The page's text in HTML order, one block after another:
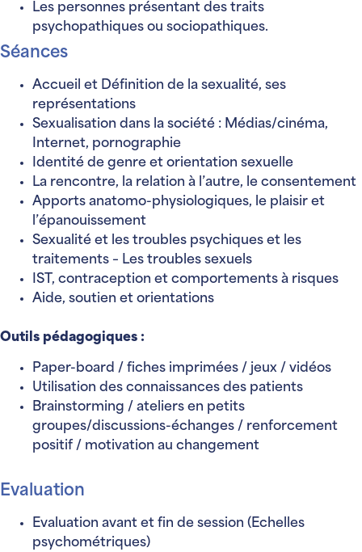
Les personnes présentant des traits
psychopathiques ou sociopathiques.
Séances
Accueil et Définition de la sexualité, ses
représentations
Sexualisation dans la société : Médias/cinéma,
Internet, pornographie
Identité de genre et orientation sexuelle
La rencontre, la relation à l’autre, le consentement
Apports anatomo-physiologiques, le plaisir et
l’épanouissement
Sexualité et les troubles psychiques et les
traitements – Les troubles sexuels
IST, contraception et comportements à risques
Aide, soutien et orientations
Outils pédagogiques :
Paper-board / fiches imprimées / jeux / vidéos
Utilisation des connaissances des patients
Brainstorming / ateliers en petits
groupes/discussions-échanges / renforcement
positif / motivation au changement
Evaluation
Evaluation avant et fin de session (Echelles
psychométriques)